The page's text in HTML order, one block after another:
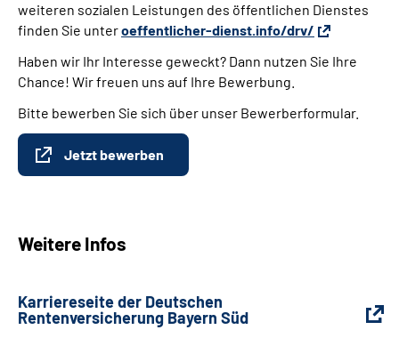
weiteren sozialen Leistungen des öffentlichen Dienstes
finden Sie unteroeffentlicher-dienst.info/drv/
Haben wir Ihr Interesse geweckt? Dann nutzen Sie Ihre
Chance! Wir freuen uns auf Ihre Bewerbung.
Bitte bewerben Sie sich über unser Bewerberformular.
Jetzt bewerben
Weitere Infos
Karriereseite der Deutschen
Rentenversicherung Bayern Süd